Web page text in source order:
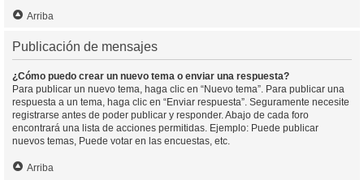
Arriba
Publicación de mensajes
¿Cómo puedo crear un nuevo tema o enviar una respuesta?
Para publicar un nuevo tema, haga clic en “Nuevo tema”. Para publicar una
respuesta a un tema, haga clic en “Enviar respuesta”. Seguramente necesite
registrarse antes de poder publicar y responder. Abajo de cada foro
encontrará una lista de acciones permitidas. Ejemplo: Puede publicar
nuevos temas, Puede votar en las encuestas, etc.
Arriba